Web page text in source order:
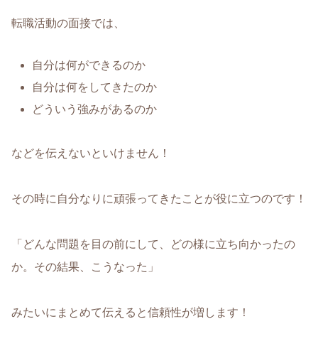
転職活動の面接では、
自分は何ができるのか
自分は何をしてきたのか
どういう強みがあるのか
などを伝えないといけません！
その時に自分なりに頑張ってきたことが役に立つのです！
「どんな問題を目の前にして、どの様に立ち向かったの
か。その結果、こうなった」
みたいにまとめて伝えると信頼性が増します！